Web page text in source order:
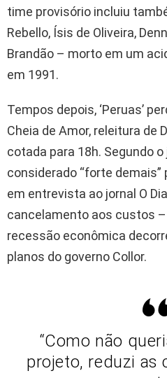
time provisório incluiu
Rebello, Ísis de Oliveira,
Brandão – morto em um
em 1991.
Tempos depois, ‘Peruas’
Cheia de Amor, releitura de
cotada para 18h. Segundo
considerado “forte demais”
em entrevista ao jornal O
cancelamento aos custos
recessão econômica
planos do governo Collor.
“Como não
projeto, reduzi as